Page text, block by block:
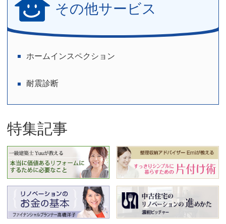
その他サービス
ホームインスペクション
耐震診断
特集記事